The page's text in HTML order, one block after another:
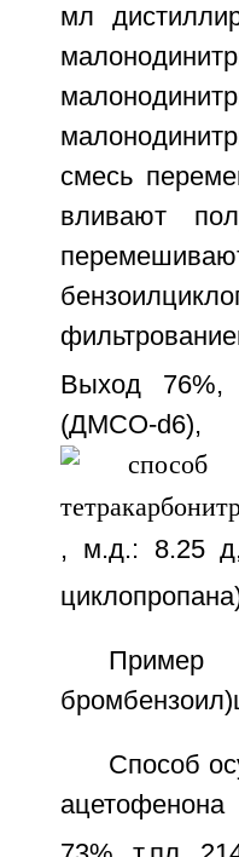
мл
смесь
вливают
Выход 76%,
(ДМСО-d6),
, м.д.: 8.25
Способ